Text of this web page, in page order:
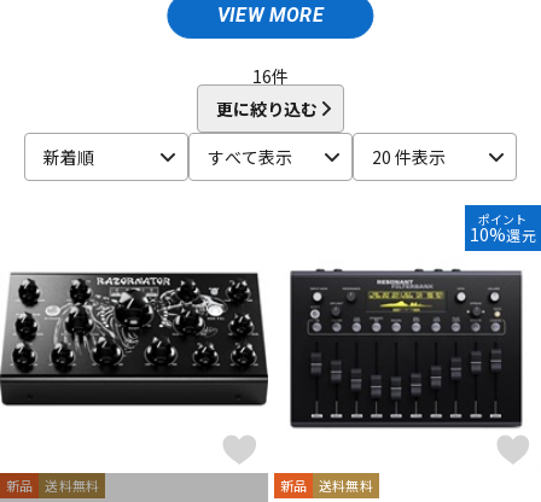
パーカッション
管楽器 その他楽器
アンプ エフェクター
DJ機器
DTM オンライン納品
VIEW MORE
CASIO DATO
DAVE SMITH INSTRUMENTS
DEXIBELL DOEPFER
DREADBOX
elektron
F-M
FLAME Gamechanger | Audio GATOR
HAMMOND
Make Noise
Miditech
moog MUSIC NOMAD
N-S
Neo Instruments No Brand Nord（CLAVIA）
NOVATION
Oberheim
Playtime Engineering Providence
QUIK LOK
RADIKAL TECHNOLOGIES
Roland SEELETON
SEQUENTIAL
shin’s music
Singular Sound
STUDIO ELECTRONICS
Studiologic
16件
更に絞り込む
新着順
すべて表示 20 件表示
新品 送料無料
ポイント
10%還元
新品 送料無料